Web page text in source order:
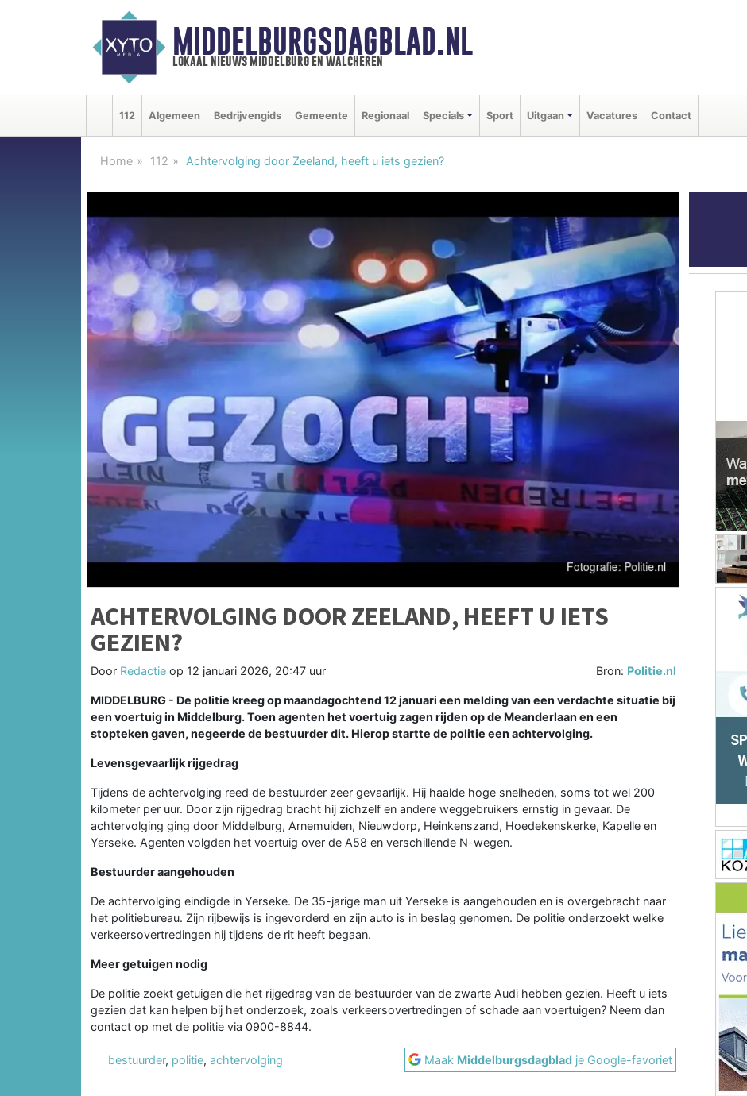
MIDDELBURGSDAGBLAD.NL
lokaal nieuws middelburg en walcheren
112 Algemeen Bedrijvengids Gemeente Regionaal Specials Sport Uitgaan Vacatures Contact
Home 112 Achtervolging door Zeeland, heeft u iets gezien?
ACHTERVOLGING DOOR ZEELAND, HEEFT U IETS
GEZIEN?
Door Redactie op 12 januari 2026, 20:47 uur Bron: Politie.nl
MIDDELBURG - De politie kreeg op maandagochtend 12 januari een melding van een verdachte situatie bij
een voertuig in Middelburg. Toen agenten het voertuig zagen rijden op de Meanderlaan en een
stopteken gaven, negeerde de bestuurder dit. Hierop startte de politie een achtervolging.
Levensgevaarlijk rijgedrag
Tijdens de achtervolging reed de bestuurder zeer gevaarlijk. Hij haalde hoge snelheden, soms tot wel 200
kilometer per uur. Door zijn rijgedrag bracht hij zichzelf en andere weggebruikers ernstig in gevaar. De
achtervolging ging door Middelburg, Arnemuiden, Nieuwdorp, Heinkenszand, Hoedekenskerke, Kapelle en
Yerseke. Agenten volgden het voertuig over de A58 en verschillende N-wegen.
Bestuurder aangehouden
De achtervolging eindigde in Yerseke. De 35-jarige man uit Yerseke is aangehouden en is overgebracht naar
het politiebureau. Zijn rijbewijs is ingevorderd en zijn auto is in beslag genomen. De politie onderzoekt welke
verkeersovertredingen hij tijdens de rit heeft begaan.
Meer getuigen nodig
De politie zoekt getuigen die het rijgedrag van de bestuurder van de zwarte Audi hebben gezien. Heeft u iets
gezien dat kan helpen bij het onderzoek, zoals verkeersovertredingen of schade aan voertuigen? Neem dan
contact op met de politie via 0900-8844.
bestuurder, politie, achtervolging Maak Middelburgsdagblad je Google-favoriet